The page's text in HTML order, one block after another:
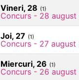
Vineri, 28 (1)
Concurs - 28 august
Joi, 27 (1)
Concurs - 27 august
Miercuri, 26 (1)
Concurs - 26 august